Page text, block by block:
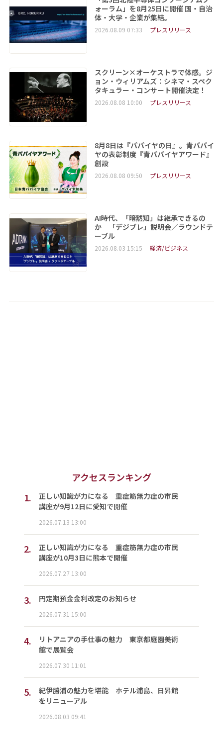
ォーラム」を8月25日に開催 国・自治
体・大学・企業が集結。
2026.08.09 07:33 プレスリリース
スクリーン×オーケストラで体感。ジ
ョン・ウィリアムズ：シネマ・スペク
タキュラー・コンサート開催決定！
2026.08.08 10:00 プレスリリース
8月8日は『パパイヤの日』。青パパイ
ヤの表彰制度『青パパイヤアワード』
創設
2026.08.08 09:50 プレスリリース
AI時代、「暗黙知」は継承できるの
か 「デジブレ」説明会／ラウンドテ
ーブル
2026.08.03 15:15 経済/ビジネス
アクセスランキング
1.
正しい知識が力になる 重症筋無力症の市民
講座が9月12日に愛知で開催
2026.07.13 13:00
2.
正しい知識が力になる 重症筋無力症の市民
講座が10月3日に熊本で開催
2026.07.27 13:00
3. 円定期預金金利改定のお知らせ
2026.07.31 15:00
4.
リトアニアの手仕事の魅力 東京都庭園美術
館で展覧会
2026.07.30 11:01
5.
紀伊勝浦の魅力を堪能 ホテル浦島、日昇館
をリニューアル
2026.08.03 09:41